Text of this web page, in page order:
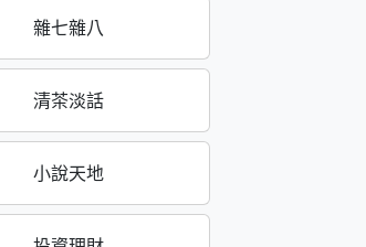
雜七雜八
清茶淡話
小說天地